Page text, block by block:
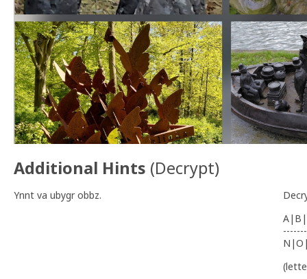
Additional Hints (Decrypt)
Ynnt va ubygr obbz.